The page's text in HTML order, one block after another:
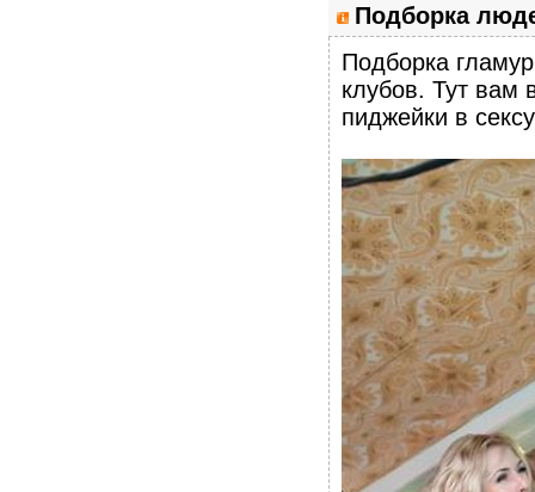
Подборка
Подборка
клубов. Тут вам
пиджейки в